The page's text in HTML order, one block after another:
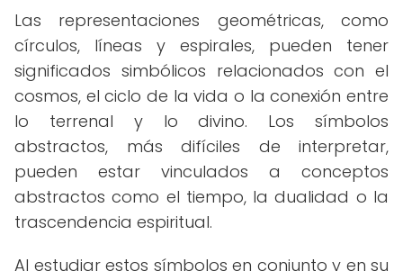
Las representaciones geométricas, como
círculos, líneas y espirales, pueden tener
significados simbólicos relacionados con el
cosmos, el ciclo de la vida o la conexión entre
lo terrenal y lo divino. Los símbolos
abstractos, más difíciles de interpretar,
pueden estar vinculados a conceptos
abstractos como el tiempo, la dualidad o la
trascendencia espiritual.
Al estudiar estos símbolos en conjunto y en su